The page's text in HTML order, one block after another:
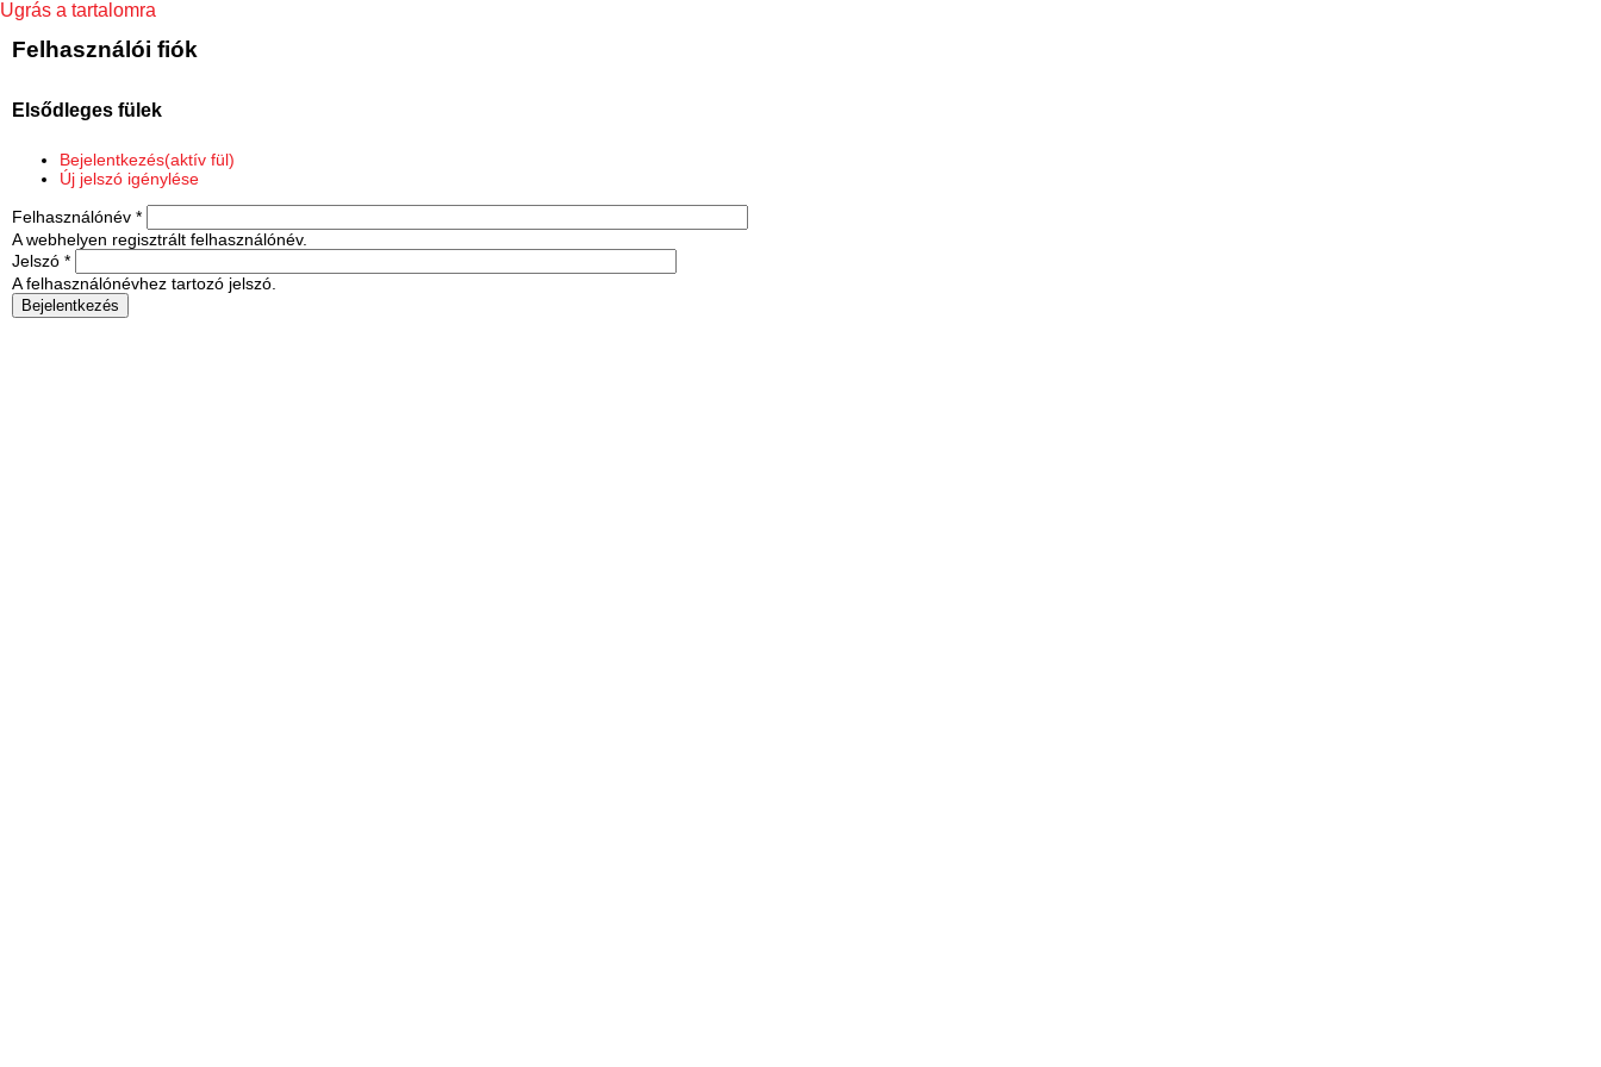
Ugrás a tartalomra
Felhasználói fiók
Elsődleges fülek
Bejelentkezés(aktív fül)
Új jelszó igénylése
Felhasználónév *
A webhelyen regisztrált felhasználónév.
Jelszó *
A felhasználónévhez tartozó jelszó.